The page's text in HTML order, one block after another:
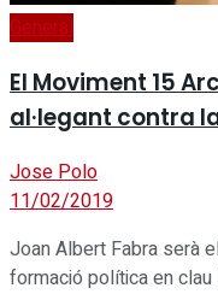
General
El Moviment 15
al·legant contra
Jose Polo
11/02/2019
Joan Albert Fabra serà
formació política en clau